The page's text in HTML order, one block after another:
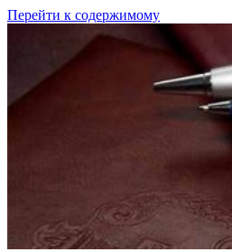
Перейти к содержимому